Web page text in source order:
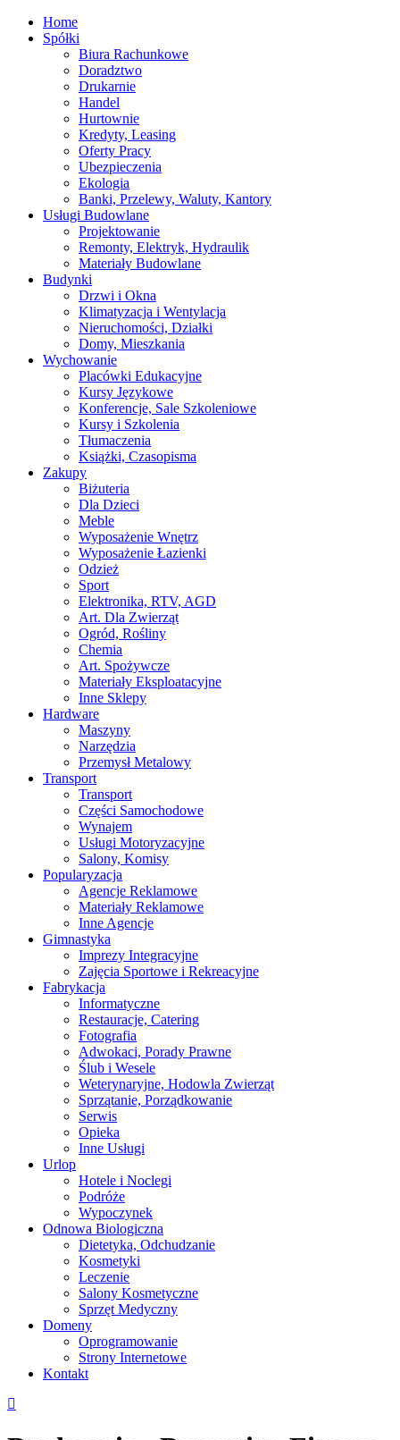
Home
Spółki
Biura Rachunkowe
Doradztwo
Drukarnie
Handel
Hurtownie
Kredyty, Leasing
Oferty Pracy
Ubezpieczenia
Ekologia
Banki, Przelewy, Waluty, Kantory
Usługi Budowlane
Projektowanie
Remonty, Elektryk, Hydraulik
Materiały Budowlane
Budynki
Drzwi i Okna
Klimatyzacja i Wentylacja
Nieruchomości, Działki
Domy, Mieszkania
Wychowanie
Placówki Edukacyjne
Kursy Językowe
Konferencje, Sale Szkoleniowe
Kursy i Szkolenia
Tłumaczenia
Książki, Czasopisma
Zakupy
Biżuteria
Dla Dzieci
Meble
Wyposażenie Wnętrz
Wyposażenie Łazienki
Odzież
Sport
Elektronika, RTV, AGD
Art. Dla Zwierząt
Ogród, Rośliny
Chemia
Art. Spożywcze
Materiały Eksploatacyjne
Inne Sklepy
Hardware
Maszyny
Narzędzia
Przemysł Metalowy
Transport
Transport
Części Samochodowe
Wynajem
Usługi Motoryzacyjne
Salony, Komisy
Popularyzacja
Agencje Reklamowe
Materiały Reklamowe
Inne Agencje
Gimnastyka
Imprezy Integracyjne
Zajęcia Sportowe i Rekreacyjne
Fabrykacja
Informatyczne
Restauracje, Catering
Fotografia
Adwokaci, Porady Prawne
Ślub i Wesele
Weterynaryjne, Hodowla Zwierząt
Sprzątanie, Porządkowanie
Serwis
Opieka
Inne Usługi
Urlop
Hotele i Noclegi
Podróże
Wypoczynek
Odnowa Biologiczna
Dietetyka, Odchudzanie
Kosmetyki
Leczenie
Salony Kosmetyczne
Sprzęt Medyczny
Domeny
Oprogramowanie
Strony Internetowe
Kontakt